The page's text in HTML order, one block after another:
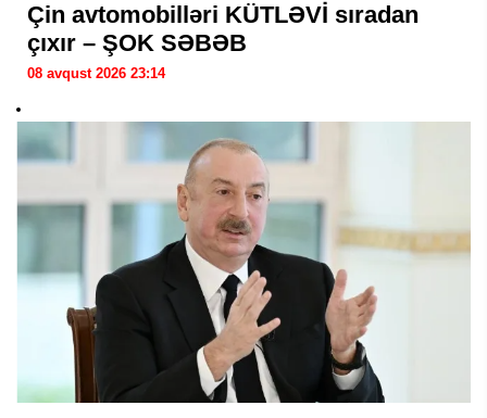
Çin avtomobilləri KÜTLƏVİ sıradan
çıxır – ŞOK SƏBƏB
08 avqust 2026 23:14